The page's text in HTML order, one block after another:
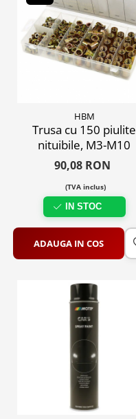
HBM
Trusa cu 150 piulite
nituibile, M3-M10
90,08 RON
(TVA inclus)
IN STOC
ADAUGA IN COS